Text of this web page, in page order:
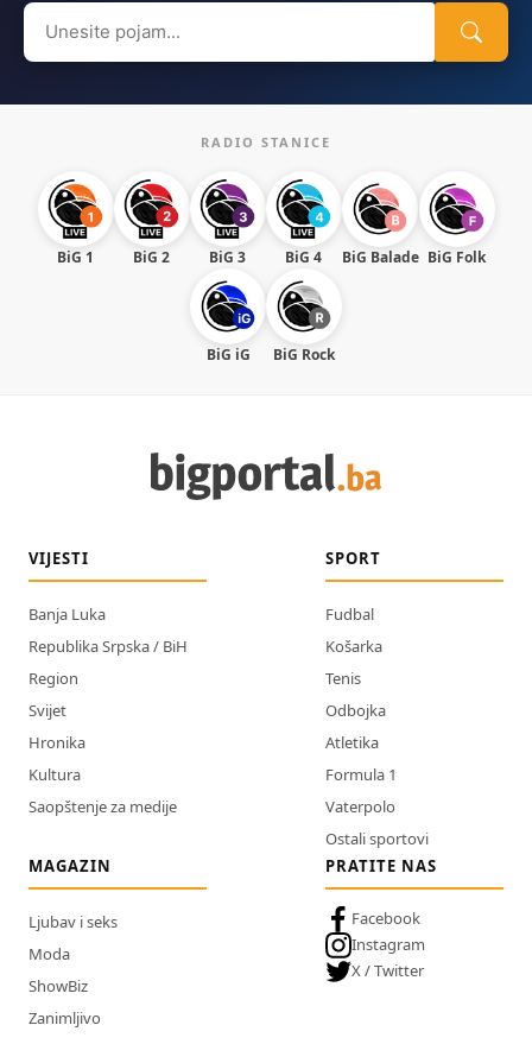
Search
for:
RADIO STANICE
BiG 1 BiG 2 BiG 3 BiG 4 BiG Balade BiG Folk
BiG iG BiG Rock
VIJESTI
Banja Luka
Republika Srpska / BiH
Region
Svijet
Hronika
Kultura
Saopštenje za medije
SPORT
Fudbal
Košarka
Tenis
Odbojka
Atletika
Formula 1
Vaterpolo
Ostali sportovi
MAGAZIN
Ljubav i seks
Moda
ShowBiz
Zanimljivo
PRATITE NAS
Facebook
Instagram
X / Twitter